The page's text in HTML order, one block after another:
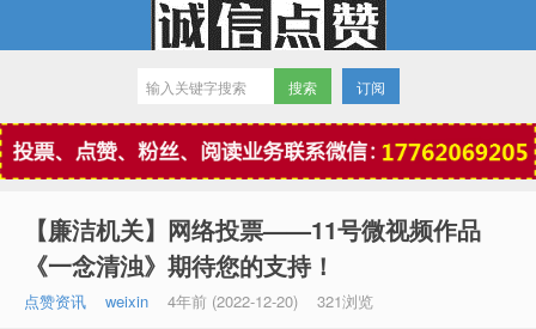
微信点赞
订阅
【廉洁机关】网络投票——11号微视频作品
《一念清浊》期待您的支持！
点赞资讯 weixin 4年前 (2022-12-20) 321浏览